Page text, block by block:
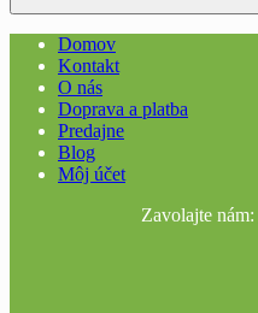
Domov
Kontakt
O nás
Doprava a platba
Predajne
Blog
Môj účet
Zavolajte nám: